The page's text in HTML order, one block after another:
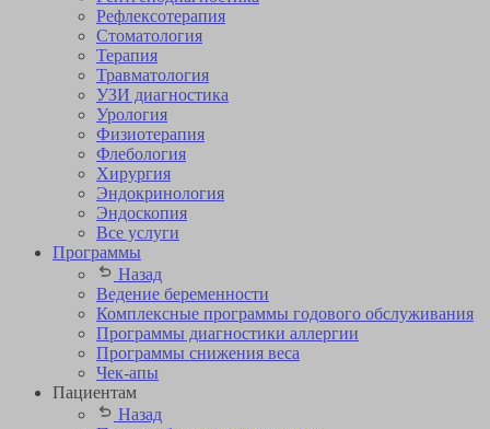
Рефлексотерапия
Стоматология
Терапия
Травматология
УЗИ диагностика
Урология
Физиотерапия
Флебология
Хирургия
Эндокринология
Эндоскопия
Все услуги
Программы
Назад
Ведение беременности
Комплексные программы годового обслуживания
Программы диагностики аллергии
Программы снижения веса
Чек-апы
Пациентам
Назад